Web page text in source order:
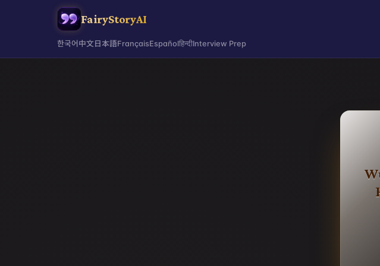
FairyStoryAI
한국어 中文 日本語FrançaisEspañolहिन्दीInterview Prep